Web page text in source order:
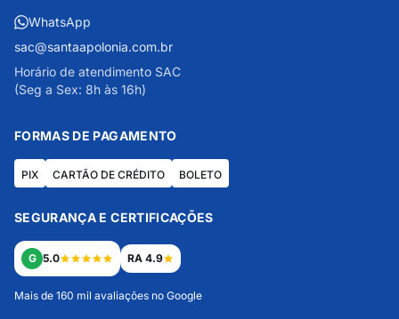
WhatsApp
sac@santaapolonia.com.br
Horário de atendimento SAC
(Seg a Sex: 8h às 16h)
FORMAS DE PAGAMENTO
PIX CARTÃO DE CRÉDITO BOLETO
SEGURANÇA E CERTIFICAÇÕES
G 5.0 RA 4.9
Mais de 160 mil avaliações no Google